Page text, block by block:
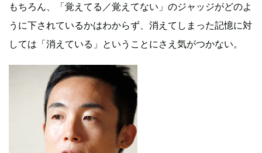
もちろん、「覚えてる／覚えてない」のジャッジがどのよ
うに下されているかはわからず、消えてしまった記憶に対
しては「消えている」ということにさえ気がつかない。